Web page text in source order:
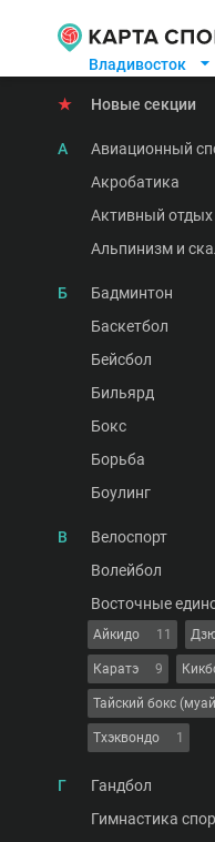
Владивосток 
★ Новые секции
А Авиационный
Акробатика
Активный отдых
Альпинизм и
Б Бадминтон
Баскетбол
Бейсбол
Бильярд
Бокс
Борьба
Боулинг
В Велоспорт
Волейбол
Восточные
Айкидо 11
Каратэ 9
Тайский бокс
Тхэквондо 1
Г Гандбол
Гимнастика